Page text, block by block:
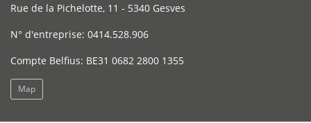
Rue de la Pichelotte, 11 - 5340 Gesves
N° d'entreprise: 0414.528.906
Compte Belfius: BE31 0682 2800 1355
Map